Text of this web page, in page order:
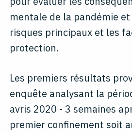
mentale de la pandémie
risques principaux et les
protection.
Les premiers résultats
enquête analysant la
avris 2020 - 3 semaines
premier confinement soit